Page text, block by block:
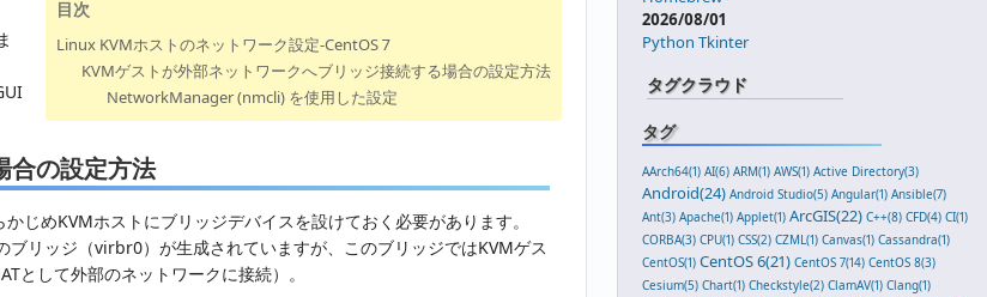
2026/08/01
Python Tkinter
タグクラウド
タグ
AArch64(1) AI(6) ARM(1) AWS(1) Active Directory(3)
Android(24) Android Studio(5) Angular(1) Ansible(7)
Ant(3) Apache(1) Applet(1) ArcGIS(22) C++(8) CFD(4) CI(1)
CORBA(3) CPU(1) CSS(2) CZML(1) Canvas(1) Cassandra(1)
CentOS(1) CentOS 6(21) CentOS 7(14) CentOS 8(3)
Cesium(5) Chart(1) Checkstyle(2) ClamAV(1) Clang(1)
目次
Linux KVMホストのネットワーク設定-CentOS 7
KVMゲストが外部ネットワークへブリッジ接続する場合の設定方法
NetworkManager (nmcli) を使用した設定
合の設定方法
じめKVMホストにブリッジデバイスを設けておく必要があります。
リッジ（virbr0）が生成されていますが、このブリッジではKVMゲス
として外部のネットワークに接続）。